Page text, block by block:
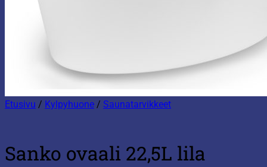
Etusivu / Kylpyhuone / Saunatarvikkeet
Sanko ovaali 22,5L lila